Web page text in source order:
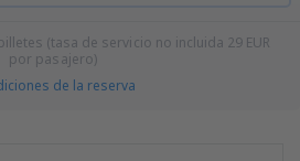
(tasa de servicio no incluida 29 EUR
por pasajero)
de la reserva